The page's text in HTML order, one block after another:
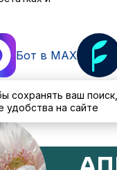
Бот в MAX
Политика
сохранять ваш
удобства на сайте